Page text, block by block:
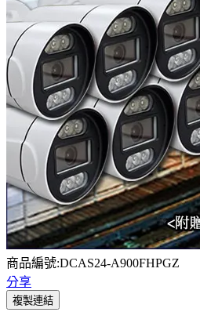
商品編號:DCAS24-A900FHPGZ
分享
複製連結